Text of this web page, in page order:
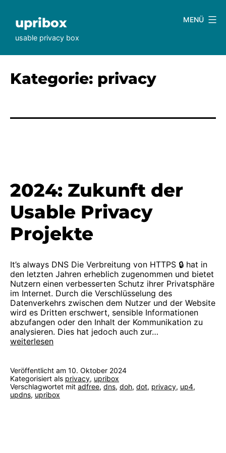
springenupribox
usable privacy box
MENÜ
Kategorie: privacy
2024: Zukunft der
Usable Privacy
Projekte
It’s always DNS Die Verbreitung von HTTPS 🔒 hat in
den letzten Jahren erheblich zugenommen und bietet
Nutzern einen verbesserten Schutz ihrer Privatsphäre
im Internet. Durch die Verschlüsselung des
Datenverkehrs zwischen dem Nutzer und der Website
wird es Dritten erschwert, sensible Informationen
abzufangen oder den Inhalt der Kommunikation zu
analysieren. Dies hat jedoch auch zur…
2024:
Usable
Privacy
Projekte
weiterlesen
Veröffentlicht am 10. Oktober 2024
Kategorisiert als privacy, upribox
Verschlagwortet mit adfree, dns, doh, dot, privacy, up4,
updns, upribox